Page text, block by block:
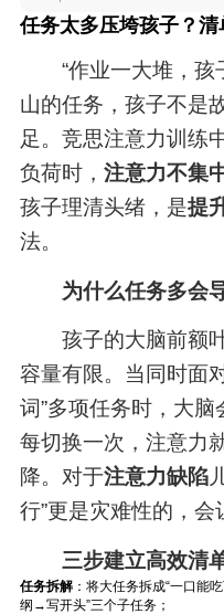
过大脑负荷时，注意
法。
任务太多压垮孩子？
“作业一大堆，
山的任务，孩子不是
足。竞思注意力训练
负荷时， 注意力不集
孩子理清头绪，是提
法。
为什么任务多会
孩子的大脑前额
容量有限。当同时面
词”多项任务时，大
每切换一次，注意力
降。对于注意力缺陷
行”更是灾难性的，会
三步建立高效清
任务拆解：将大任务拆成“一口能
纲→写开头”三个子任务；